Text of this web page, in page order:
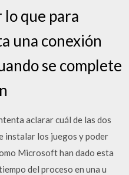
lo que para
una conexión
se complete
aclarar cuál de las dos
instalar los juegos y poder
Microsoft han dado esta
del proceso en una u